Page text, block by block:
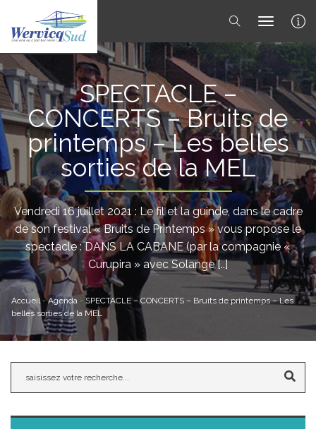
toggle
SPECTACLE –
CONCERTS – Bruits de
printemps – Les belles
sorties de la MEL
Vendredi 16 juillet 2021 : Le fil et la guinde, dans le cadre
de son festival « Bruits de Printemps » vous propose le
spectacle : DANS LA CABANE (par la compagnie «
Curupira » avec Solange [..]
Accueil - Agenda - SPECTACLE – CONCERTS – Bruits de printemps – Les
belles sorties de la MEL